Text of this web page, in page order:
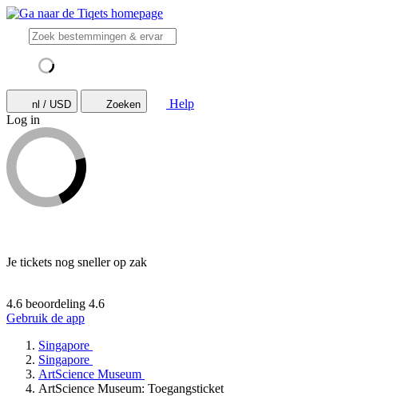
nl / USD Zoeken
Help
Log in
Je tickets nog sneller op zak
4.6 beoordeling 4.6
Gebruik de app
Singapore
Singapore
ArtScience Museum
ArtScience Museum: Toegangsticket